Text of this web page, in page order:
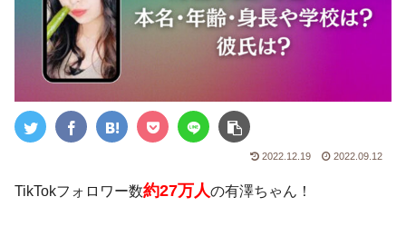
2022.12.19 2022.09.12
TikTokフォロワー数約27万人の有澤ちゃん！